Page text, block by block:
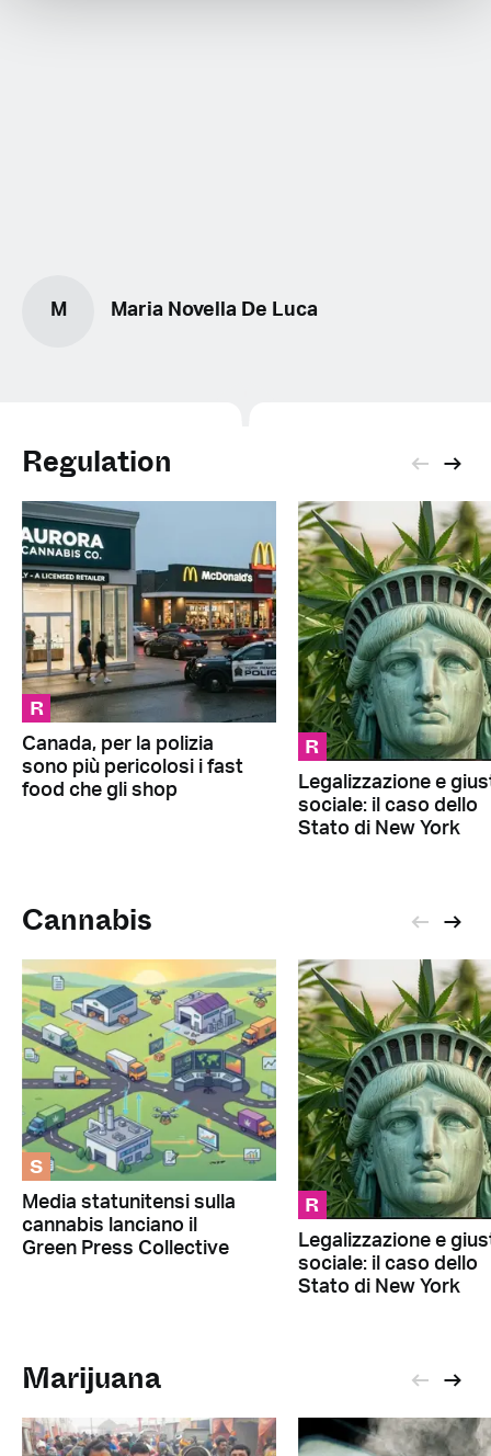
M Maria Novella De Luca
Regulation
R
Canada, per la polizia
sono più pericolosi i fast
food che gli shop
R
Legalizzazione e
sociale: il caso dello
Stato di New York
Cannabis
S
Media statunitensi sulla
cannabis lanciano il
Green Press Collective
R
Legalizzazione e
sociale: il caso dello
Stato di New York
Marijuana